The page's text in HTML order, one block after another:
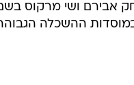
ההשכלה